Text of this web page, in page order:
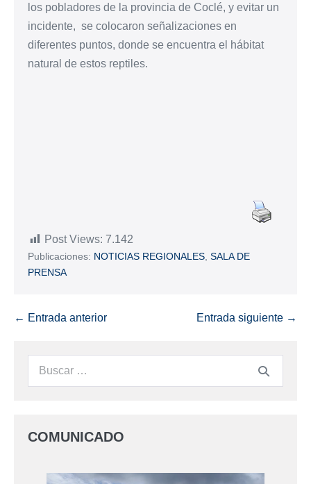
los pobladores de la provincia de Coclé, y evitar un
incidente, se colocaron señalizaciones en
diferentes puntos, donde se encuentra el hábitat
natural de estos reptiles.
Post Views: 7.142
Publicaciones: NOTICIAS REGIONALES SALA DE
PRENSA
← Entrada anterior Entrada siguiente →
COMUNICADO